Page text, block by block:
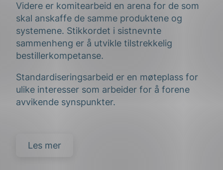
Videre er komitearbeid en arena for de som
skal anskaffe de samme produktene og
systemene. Stikkordet i sistnevnte
sammenheng er å utvikle tilstrekkelig
bestillerkompetanse.
Standardiseringsarbeid er en møteplass for
ulike interesser som arbeider for å forene
avvikende synspunkter.
Les mer